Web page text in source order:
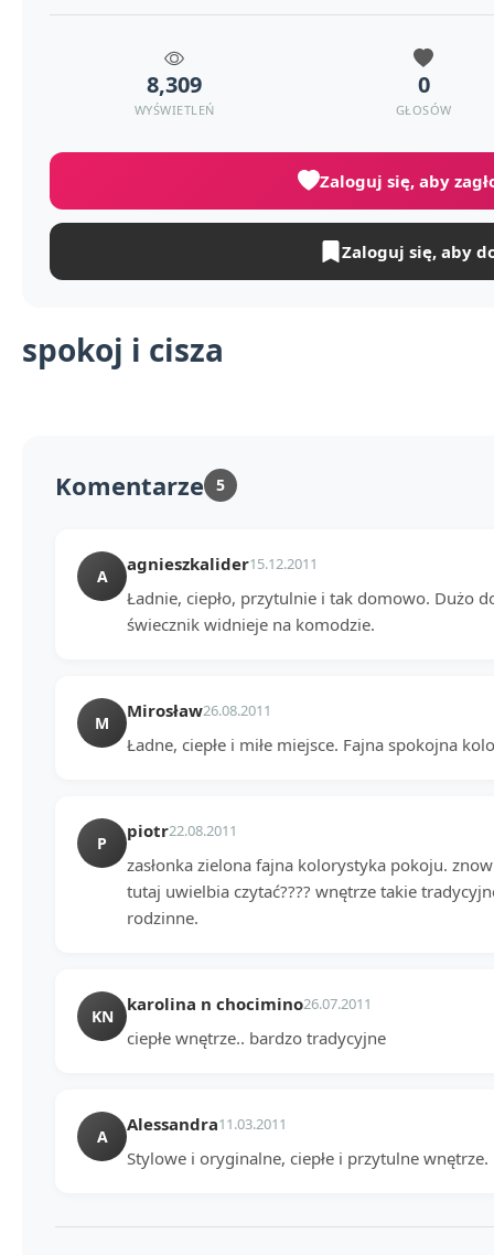
spokoj i cisza
8,309
WYŚWIETLEŃ
0
GŁOSÓW
Zaloguj się, aby
Zaloguj się, aby
Komentarze 5
A
agnieszkalider15.12.2011
Ładnie, ciepło, przytulnie i tak domowo. Dużo
świecznik widnieje na komodzie.
M
Mirosław26.08.2011
Ładne, ciepłe i miłe miejsce. Fajna spokojna
P
piotr22.08.2011
zasłonka zielona fajna kolorystyka pokoju.
tutaj uwielbia czytać???? wnętrze takie
rodzinne.
KN
karolina n chocimino26.07.2011
ciepłe wnętrze.. bardzo tradycyjne
A
Alessandra11.03.2011
Stylowe i oryginalne, ciepłe i przytulne wnętrze.